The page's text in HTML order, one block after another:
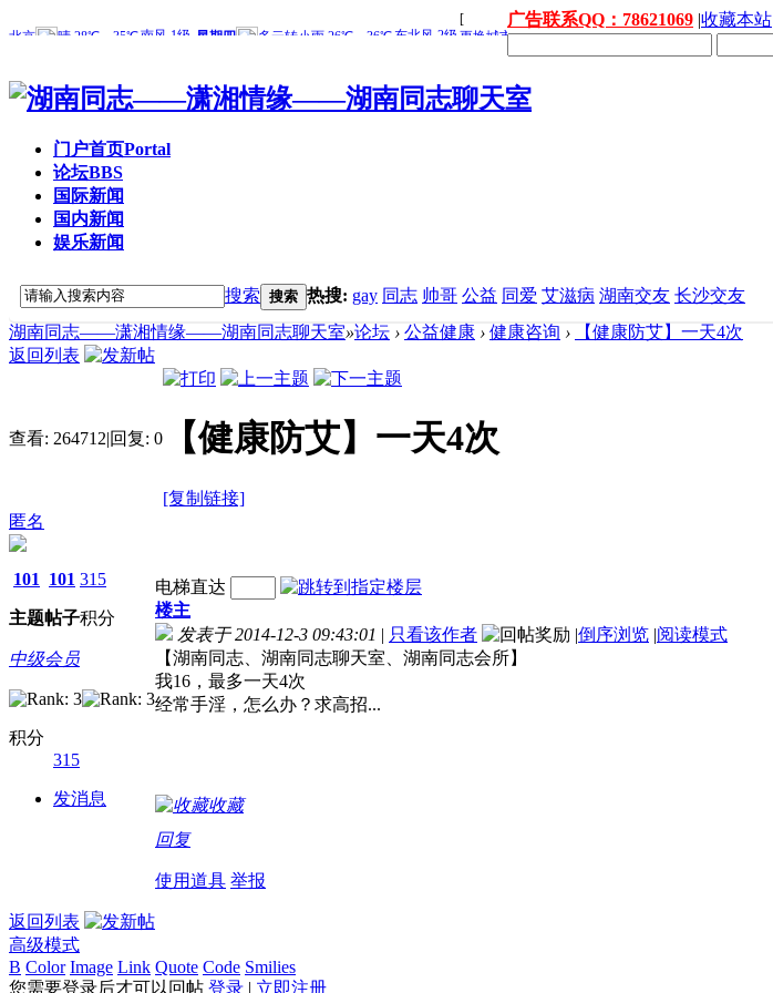
广告联系QQ：78621069 |收藏本站
门户首页Portal
论坛BBS
国际新闻
国内新闻
娱乐新闻
搜索 搜索 热搜: gay 同志 帅哥 公益 同爱 艾滋病 湖南交友 长沙交友
湖南同志——潇湘情缘——湖南同志聊天室»论坛 › 公益健康 › 健康咨询 ›
【健康防艾】一天4次
返回列表
查看: 264712|回复: 0 【健康防艾】一天4次
[复制链接]
匿名
101
主题
101
帖子
315
积分
中级会员
积分
315
发消息
电梯直达
楼主
发表于 2014-12-3 09:43:01 | 只看该作者 |倒序浏览 |阅读模式
【湖南同志、湖南同志聊天室、湖南同志会所】
我16，最多一天4次
经常手淫，怎么办？求高招...
收藏
回复
使用道具 举报
返回列表
高级模式
B Color Image Link Quote Code Smilies
您需要登录后才可以回帖 登录 | 立即注册